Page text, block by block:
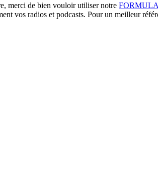
merci de bien vouloir utiliser notre
vos radios et podcasts. Pour un meilleur